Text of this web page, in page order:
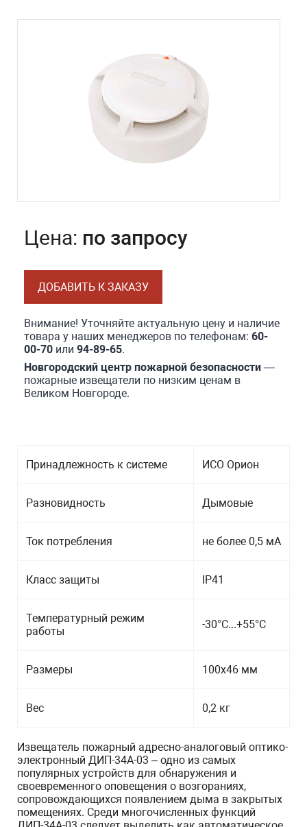
Цена: по запросу
ДОБАВИТЬ К ЗАКАЗУ
Внимание! Уточняйте актуальную цену и наличие
товара у наших менеджеров по телефонам: 60-
00-70 или 94-89-65.
Новгородский центр пожарной безопасности —
пожарные извещатели по низким ценам в
Великом Новгороде.
Принадлежность к системе ИСО Орион
Разновидность Дымовые
Ток потребления не более 0,5 мА
Класс защиты IР41
Температурный режим
работы
-30°C...+55°C
Размеры 100х46 мм
Вес 0,2 кг
Извещатель пожарный адресно-аналоговый оптико-
электронный ДИП-34А-03 – одно из самых
популярных устройств для обнаружения и
своевременного оповещения о возгораниях,
сопровождающихся появлением дыма в закрытых
помещениях. Среди многочисленных функций